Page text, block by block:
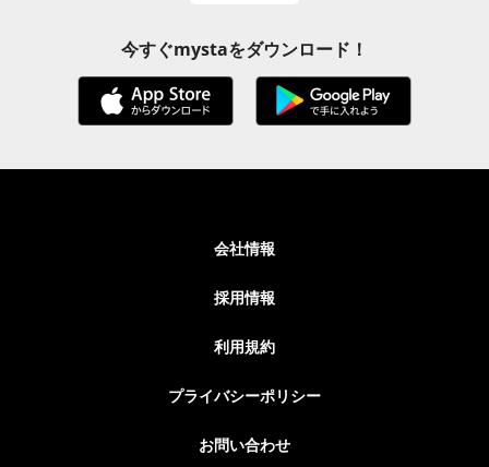
今すぐmystaをダウンロード！
会社情報
採用情報
利用規約
プライバシーポリシー
お問い合わせ